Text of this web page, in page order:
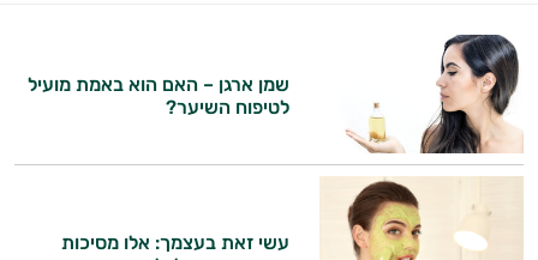
שמן ארגן – האם הוא באמת מועיל
לטיפוח השיער?
עשי זאת בעצמך: אלו מסיכות